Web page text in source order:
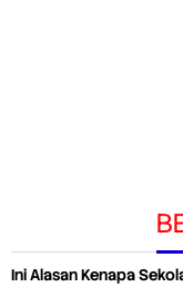
Ini Alasan Kenapa